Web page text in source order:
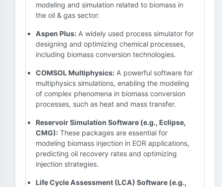
modeling and simulation related to biomass in
the oil & gas sector:
Aspen Plus: A widely used process simulator for
designing and optimizing chemical processes,
including biomass conversion technologies.
COMSOL Multiphysics: A powerful software for
multiphysics simulations, enabling the modeling
of complex phenomena in biomass conversion
processes, such as heat and mass transfer.
Reservoir Simulation Software (e.g., Eclipse,
CMG): These packages are essential for
modeling biomass injection in EOR applications,
predicting oil recovery rates and optimizing
injection strategies.
Life Cycle Assessment (LCA) Software (e.g.,